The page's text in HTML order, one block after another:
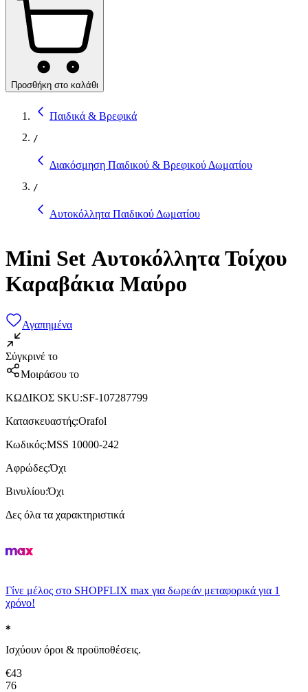
Προσθήκη στο καλάθι
Παιδικά & Βρεφικά
/
Διακόσμηση Παιδικού & Βρεφικού Δωματίου
/
Αυτοκόλλητα Παιδικού Δωματίου
Mini Set Αυτοκόλλητα Τοίχου
Καραβάκια Μαύρο
Αγαπημένα
Σύγκρινέ το
Μοιράσου το
ΚΩΔΙΚΟΣ SKU:SF-107287799
Κατασκευαστής:Orafol
Κωδικός:MSS 10000-242
Αφρώδες:Όχι
Βινυλίου:Όχι
Δες όλα τα χαρακτηριστικά
Γίνε μέλος στο SHOPFLIX max για δωρεάν μεταφορικά για 1
χρόνο!
Ισχύουν όροι & προϋποθέσεις.
€43
76